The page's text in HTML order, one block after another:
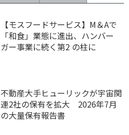
【モスフードサービス】M＆Aで
「和食」業態に進出、ハンバー
ガー事業に続く第2 の柱に
不動産大手ヒューリックが宇宙関
連2社の保有を拡大 2026年7月
の大量保有報告書